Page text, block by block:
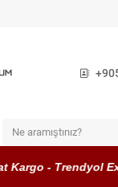
Kargo - Trendyol